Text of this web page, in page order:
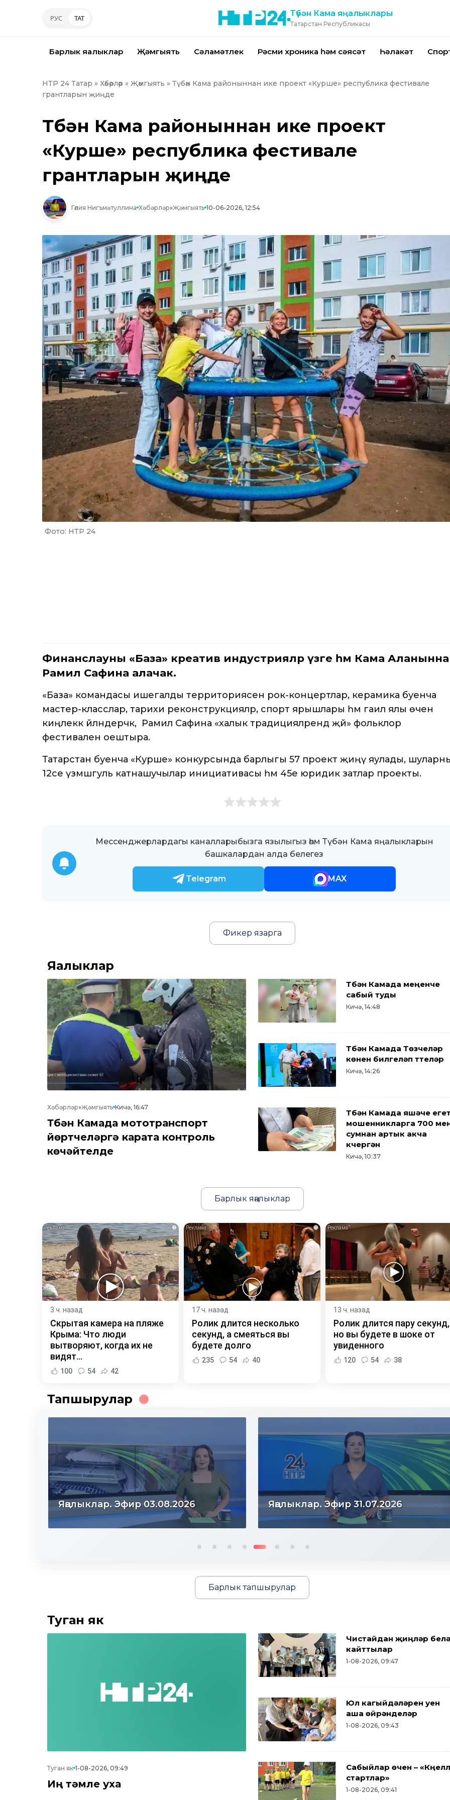
РУС ТАТ Түбән Кама яңалыклары
Татарстан Республикасы
Барлык яңалыклар Җәмгыять Сәламәтлек Рәсми хроника һәм сәясәт Һәлакәт
НТР 24 Татар » Хәбәрләр » Җәмгыять » Түбән Кама районыннан ике проект «Курше» республика фестивале
грантларын җиңде
Түбән Кама районыннан ике проект
«Курше» республика фестивале
грантларын җиңде
Гөлия Нигъмәтуллина Хәбәрләр»Җәмгыять 10-06-2026, 12:54
Фото: НТР 24
Финанслауны «База» креатив индустрияләр үзәге һәм Кама
Рамилә Сафина алачак.
«База» командасы ишегалды территориясен рок-концертлар, керамика буенча
мастер-класслар, тарихи реконструкцияләр, спорт ярышлары һәм гаилә ялы өчен
киңлеккә әйләндерәчәк, ә Рамилә Сафина «халык традицияләрендә җәй» фольклор
фестивален оештыра.
Татарстан буенча «Курше» конкурсында барлыгы 57 проект җиңү яулады,
12се үзмәшгуль катнашучылар инициативасы һәм 45е юридик затлар проекты.
Мессенджерлардагы каналларыбызга язылыгыз һәм Түбән Кама яңалыкларын
башкалардан алда белегез
Telegram MAX
Фикер язарга
Яңалыклар
Хәбәрләр»Җәмгыять Кичә, 16:47
Түбән Камада мототранспорт
йөртүчеләргә карата контроль
көчәйтелде
Түбән Камада меңенче
сабый туды
Кичә, 14:48
Түбән Камада Төзүчеләр
көнен билгеләп үттеләр
Кичә, 14:26
Түбән Камада яшәүче егет
мошенникларга 700
сумнан артык акча
күчергән
Кичә, 10:37
Барлык яңалыклар
i
3 ч. назад
Скрытая камера на пляже
Крыма: Что люди
вытворяют, когда их не
видят...
100 54 42
i
17 ч. назад
Ролик длится несколько
секунд, а смеяться вы
будете долго
235 54 40
13 ч. назад
Ролик длится пару секунд,
но вы будете в шоке от
увиденного
120 54 38
Тапшырулар
Яңалыклар. Эфир 31.07.2026 Яңалыклар. Эфир 30.07.2026
Барлык тапшырулар
Туган як
Туган як 1-08-2026, 09:49
Иң тәмле уха
Чистайдан җиңүләр
кайттылар
1-08-2026, 09:47
Юл кагыйдәләрен уен
аша өйрәнделәр
1-08-2026, 09:43
Сабыйлар өчен –
стартлар»
1-08-2026, 09:41